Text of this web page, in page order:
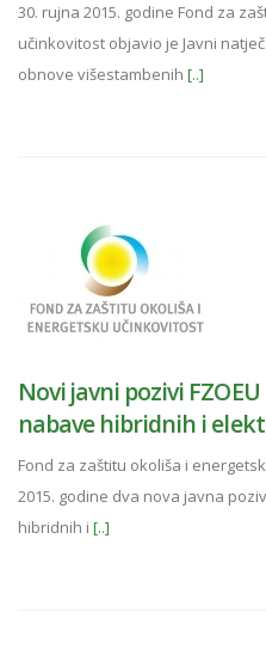
30. rujna 2015. godine Fond za
učinkovitost objavio je Javni
obnove višestambenih [..]
Novi javni pozivi
nabave hibridnih i
Fond za zaštitu okoliša i
2015. godine dva nova javna
hibridnih i [..]